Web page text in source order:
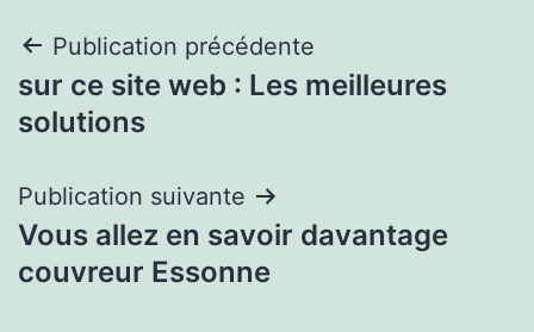
Navigation
de
Publication précédente
sur ce site web : Les meilleures
solutions
Publication suivante
Vous allez en savoir davantage
couvreur Essonne